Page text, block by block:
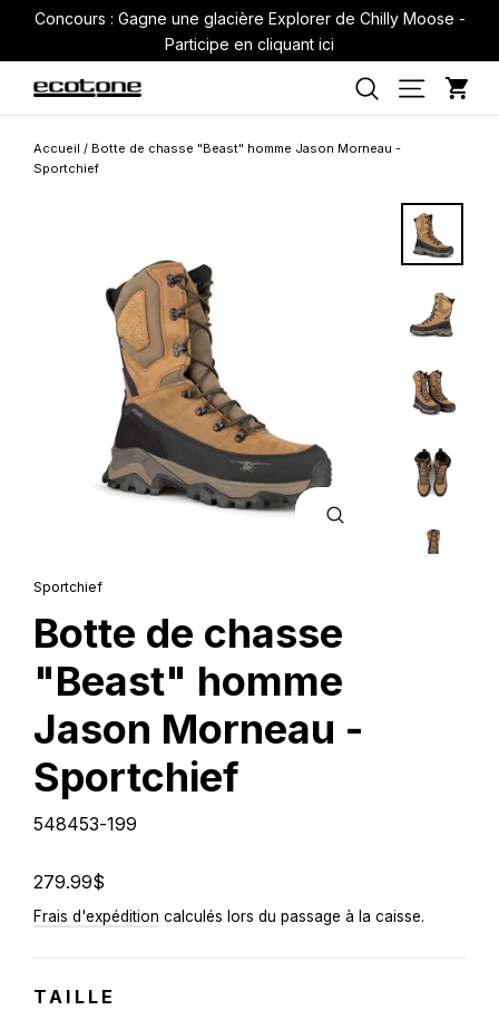
PasserConcours : Gagne une glacière Explorer de Chilly Moose -
Participe en cliquant ici
Rechercher
Accueil / Botte de chasse "Beast" homme Jason Morneau -
Sportchief
Sportchief
Botte de chasse
"Beast" homme
Jason Morneau -
Sportchief
548453-199
Prix
régulier
279.99$
Frais d'expédition calculés lors du passage à la caisse.
TAILLE